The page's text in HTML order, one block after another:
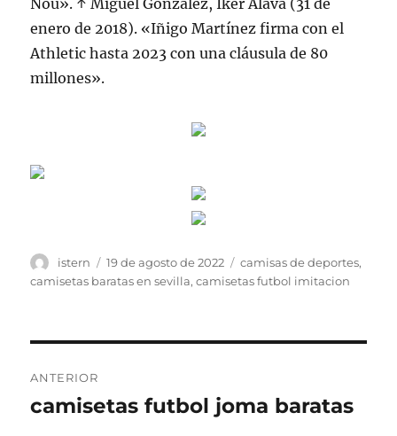
Nou». ↑ Miguel González, Iker Alava (31 de
enero de 2018). «Iñigo Martínez firma con el
Athletic hasta 2023 con una cláusula de 80
millones».
Autor
istern
Publicado
el
19 de agosto de 2022 Etiquetas
camisas de deportes,
camisetas baratas en sevilla,camisetas futbol imitacion
de
ANTERIOR
Entrada
camisetas futbol joma baratas